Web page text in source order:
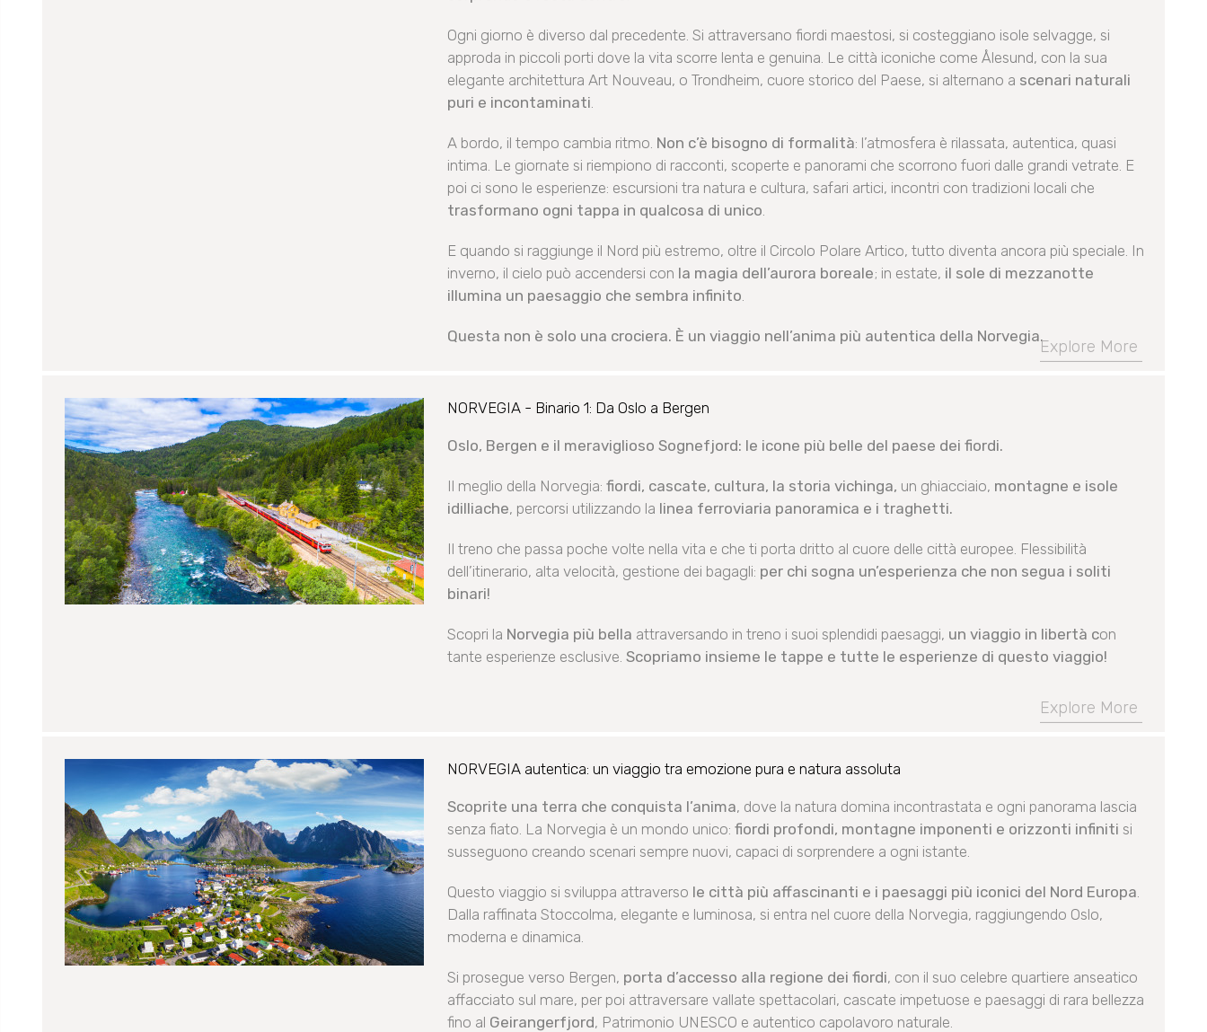
Ogni giorno è diverso dal precedente. Si attraversano fiordi maestosi, si costeggiano isole selvagge, si
approda in piccoli porti dove la vita scorre lenta e genuina. Le città iconiche come Ålesund, con la sua
elegante architettura Art Nouveau, o Trondheim, cuore storico del Paese, si alternano a scenari naturali
puri e incontaminati.
A bordo, il tempo cambia ritmo. Non c’è bisogno di formalità: l’atmosfera è rilassata, autentica, quasi
intima. Le giornate si riempiono di racconti, scoperte e panorami che scorrono fuori dalle grandi vetrate. E
poi ci sono le esperienze: escursioni tra natura e cultura, safari artici, incontri con tradizioni locali che
trasformano ogni tappa in qualcosa di unico.
E quando si raggiunge il Nord più estremo, oltre il Circolo Polare Artico, tutto diventa ancora più speciale. In
inverno, il cielo può accendersi con la magia dell’aurora boreale; in estate, il sole di mezzanotte
illumina un paesaggio che sembra infinito.
Questa non è solo una crociera. È un viaggio nell’anima più autentica della Norvegia.
Explore More
NORVEGIA - Binario 1: Da Oslo a Bergen
Oslo, Bergen e il meraviglioso Sognefjord: le icone più belle del paese dei fiordi.
Il meglio della Norvegia: fiordi, cascate, cultura, la storia vichinga, un ghiacciaio, montagne e isole
idilliache, percorsi utilizzando la linea ferroviaria panoramica e i traghetti.
Il treno che passa poche volte nella vita e che ti porta dritto al cuore delle città europee. Flessibilità
dell’itinerario, alta velocità, gestione dei bagagli: per chi sogna un’esperienza che non segua i soliti
binari!
Scopri la Norvegia più bella attraversando in treno i suoi splendidi paesaggi, un viaggio in libertà con
tante esperienze esclusive. Scopriamo insieme le tappe e tutte le esperienze di questo viaggio!
Explore More
NORVEGIA autentica: un viaggio tra emozione pura e natura assoluta
Scoprite una terra che conquista l’anima, dove la natura domina incontrastata e ogni panorama lascia
senza fiato. La Norvegia è un mondo unico: fiordi profondi, montagne imponenti e orizzonti infiniti si
susseguono creando scenari sempre nuovi, capaci di sorprendere a ogni istante.
Questo viaggio si sviluppa attraverso le città più affascinanti e i paesaggi più iconici del Nord Europa.
Dalla raffinata Stoccolma, elegante e luminosa, si entra nel cuore della Norvegia, raggiungendo Oslo,
moderna e dinamica.
Si prosegue verso Bergen, porta d’accesso alla regione dei fiordi, con il suo celebre quartiere anseatico
affacciato sul mare, per poi attraversare vallate spettacolari, cascate impetuose e paesaggi di rara bellezza
fino al Geirangerfjord, Patrimonio UNESCO e autentico capolavoro naturale.